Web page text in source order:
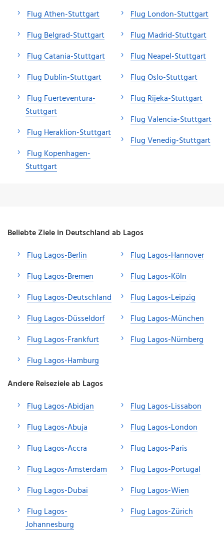
Flug Athen-Stuttgart
Flug Belgrad-Stuttgart
Flug Catania-Stuttgart
Flug Dublin-Stuttgart
Flug Fuerteventura-
Stuttgart
Flug Heraklion-Stuttgart
Flug Kopenhagen-
Stuttgart
Flug London-Stuttgart
Flug Madrid-Stuttgart
Flug Neapel-Stuttgart
Flug Oslo-Stuttgart
Flug Rijeka-Stuttgart
Flug Valencia-Stuttgart
Flug Venedig-Stuttgart
Beliebte Ziele in Deutschland ab Lagos
Flug Lagos-Berlin
Flug Lagos-Bremen
Flug Lagos-Deutschland
Flug Lagos-Düsseldorf
Flug Lagos-Frankfurt
Flug Lagos-Hamburg
Flug Lagos-Hannover
Flug Lagos-Köln
Flug Lagos-Leipzig
Flug Lagos-München
Flug Lagos-Nürnberg
Andere Reiseziele ab Lagos
Flug Lagos-Abidjan
Flug Lagos-Abuja
Flug Lagos-Accra
Flug Lagos-Amsterdam
Flug Lagos-Dubai
Flug Lagos-
Johannesburg
Flug Lagos-Lissabon
Flug Lagos-London
Flug Lagos-Paris
Flug Lagos-Portugal
Flug Lagos-Wien
Flug Lagos-Zürich